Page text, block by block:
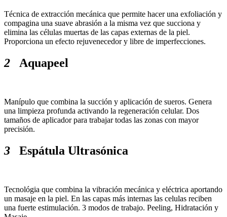
Técnica de extracción mecánica que permite hacer una exfoliación y
compagina una suave abrasión a la misma vez que succiona y
elimina las células muertas de las capas externas de la piel.
Proporciona un efecto rejuvenecedor y libre de imperfecciones.
2 Aquapeel
Manípulo que combina la succión y aplicación de sueros. Genera
una limpieza profunda activando la regeneración celular. Dos
tamaños de aplicador para trabajar todas las zonas con mayor
precisión.
3 Espátula Ultrasónica
Tecnológia que combina la vibración mecánica y eléctrica aportando
un masaje en la piel. En las capas más internas las celulas reciben
una fuerte estimulación. 3 modos de trabajo. Peeling, Hidratación y